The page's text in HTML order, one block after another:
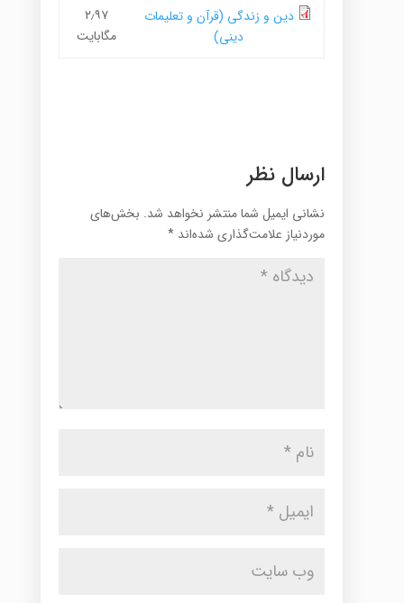
دین و زندگی (قرآن و تعلیمات
دینی)
۲٫۹۷
مگابایت
ارسال نظر
نشانی ایمیل شما منتشر نخواهد شد. بخش‌های
موردنیاز علامت‌گذاری شده‌اند *